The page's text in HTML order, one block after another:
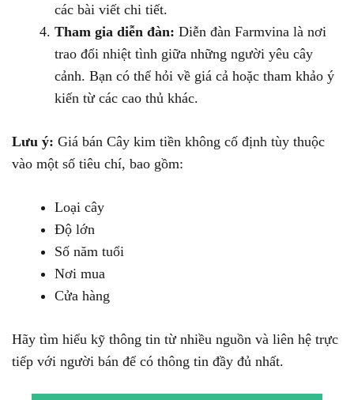
các bài viết chi tiết.
Tham gia diễn đàn: Diễn đàn Farmvina là nơi
trao đổi nhiệt tình giữa những người yêu cây
cảnh. Bạn có thể hỏi về giá cả hoặc tham khảo ý
kiến từ các cao thủ khác.
Lưu ý: Giá bán Cây kim tiền không cố định tùy thuộc
vào một số tiêu chí, bao gồm:
Loại cây
Độ lớn
Số năm tuổi
Nơi mua
Cửa hàng
Hãy tìm hiểu kỹ thông tin từ nhiều nguồn và liên hệ trực
tiếp với người bán để có thông tin đầy đủ nhất.